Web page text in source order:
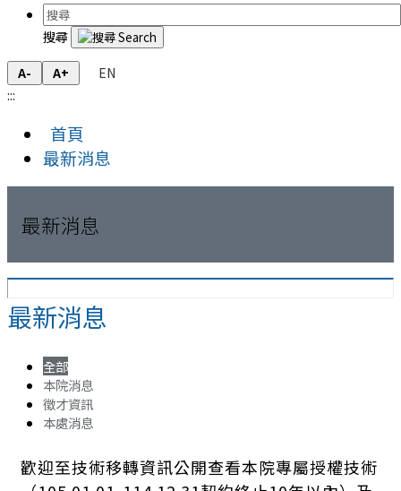
搜尋
A- A+
EN
:::
首頁
最新消息
最新消息
最新消息
全部
本院消息
徵才資訊
本處消息
歡迎至技術移轉資訊公開查看本院專屬授權技術